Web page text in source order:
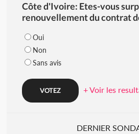
Côte d'Ivoire: Etes-vous
renouvellement du contrat
Oui
Non
Sans avis
+ Voir les
DERNIER